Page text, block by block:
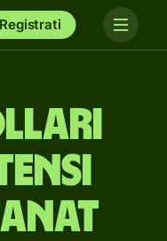
Registrati